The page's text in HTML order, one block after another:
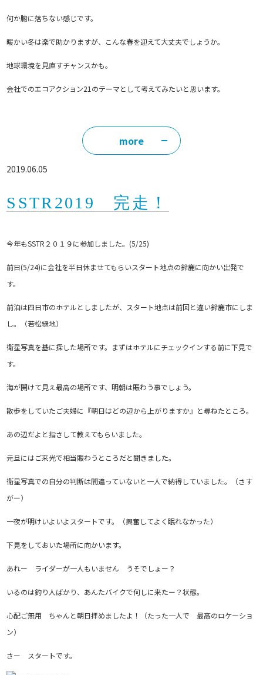
何か腑に落ちない感じです。
暖かい冬は楽で助かりますが、こんな春を迎えて大丈夫でしょうか。
地球環境を見直すチャンスかも。
会社でのエコアクション21のテーマとして考えてみたいと思います。
more
2019.06.05
SSTR2019 完走！
今年もSSTR２０１９に参加しました。(5/25)
前日(5/24)に会社を半日休ませてもらいスタート地点の鈴鹿に向かい出発で
す。
前泊は四日市のホテルとしましたが、スタート地点は前回と違い鈴鹿市にしま
し。（若松緑地）
衛星写真を基に探した場所です。まずはホテルにチェックインする前に下見で
す。
海が開けて見え最高の場所です、明朝は賑わう事でしょう。
散歩をしていたご夫婦に『朝日はどの辺から上がりますか』と尋ねたところ。
あの辺だよと指さして教えてもらいました。
元旦にはご来光で相当賑わうところだと聞きました。
衛星写真での自分の判断は間違っていないと一人で納得していました。（さす
がー）
一夜が明けいよいよスタートです。（興奮してよく眠れなかった）
下見をしておいた場所に向かいます。
あれー ライダーが一人もいません うそでしょー？
いるのは釣り人ばかり、あんたバイクで何しに来たー？状態。
心配ご無用 ちゃんと朝日拝めましたよ！（たった一人で 最高のロケーショ
ン）
さー スタートです。